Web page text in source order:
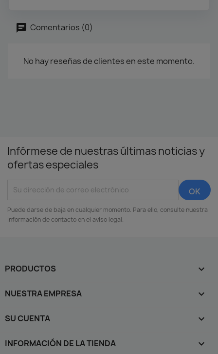
Comentarios (0)
No hay reseñas de clientes en este momento.
Infórmese de nuestras últimas noticias y
ofertas especiales
Puede darse de baja en cualquier momento. Para ello, consulte nuestra
información de contacto en el aviso legal.
PRODUCTOS 
NUESTRA EMPRESA 
SU CUENTA 
INFORMACIÓN DE LA TIENDA keyboard_arrow_down